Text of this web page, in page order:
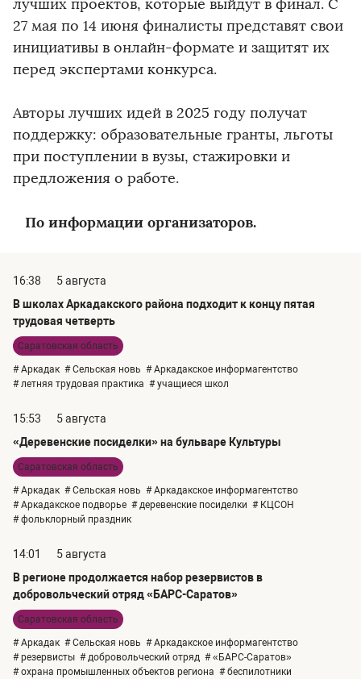
лучших проектов, которые выйдут в финал. С
27 мая по 14 июня финалисты представят свои
инициативы в онлайн-формате и защитят их
перед экспертами конкурса.
Авторы лучших идей в 2025 году получат
поддержку: образовательные гранты, льготы
при поступлении в вузы, стажировки и
предложения о работе.
По информации организаторов.
16:38
5 августа
В школах Аркадакского района подходит к концу пятая
трудовая четверть
Саратовская область
# Аркадак # Сельская новь # Аркадакское информагентство
# летняя трудовая практика # учащиеся школ
15:53
5 августа
«Деревенские посиделки» на бульваре Культуры
Саратовская область
# Аркадак # Сельская новь # Аркадакское информагентство
# Аркадакское подворье # деревенские посиделки # КЦСОН
# фольклорный праздник
14:01
5 августа
В регионе продолжается набор резервистов в
добровольческий отряд «БАРС-Саратов»
Саратовская область
# Аркадак # Сельская новь # Аркадакское информагентство
# резервисты # добровольческий отряд # «БАРС-Саратов»
# охрана промышленных объектов региона # беспилотники